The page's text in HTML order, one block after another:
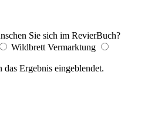
Sie sich im RevierBuch?
Wildbrett Vermarktung
Ergebnis eingeblendet.